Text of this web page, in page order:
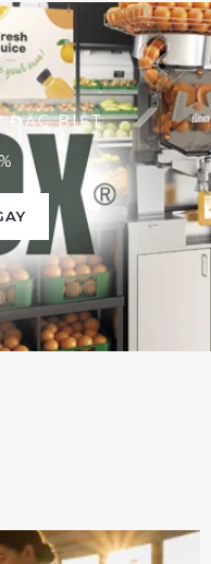
ĐẶC BIỆT